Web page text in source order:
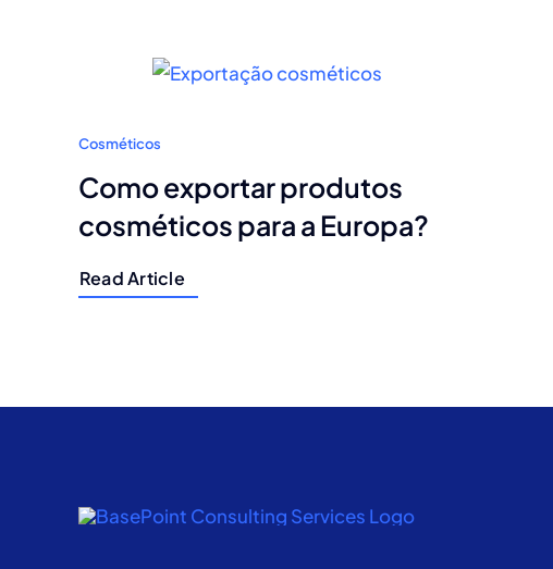
Cosméticos
Como exportar produtos
cosméticos para a Europa?
Read Article